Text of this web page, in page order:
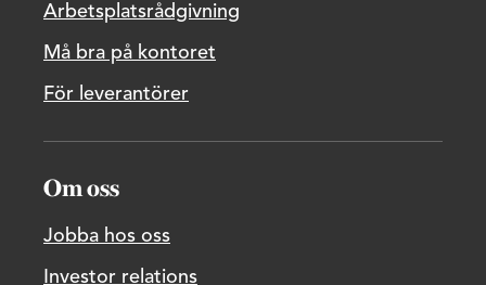
Arbetsplatsrådgivning
Må bra på kontoret
För leverantörer
Om oss
Jobba hos oss
Investor relations